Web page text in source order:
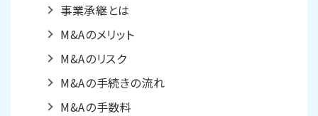
事業承継とは
M&Aのメリット
M&Aのリスク
M&Aの手続きの流れ
M&Aの手数料